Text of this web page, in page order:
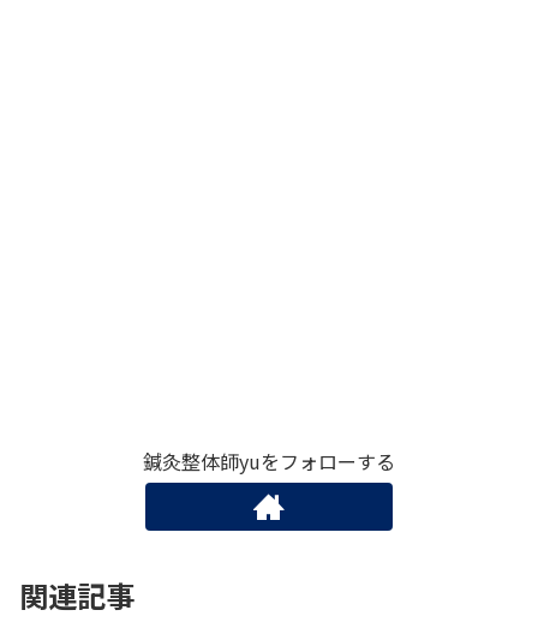
鍼灸整体師yuをフォローする
関連記事